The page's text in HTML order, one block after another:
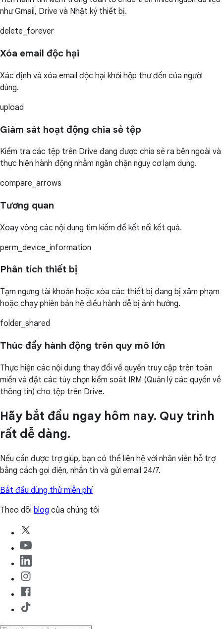
như Gmail, Drive và Nhật ký thiết bị.
delete_forever
Xóa email độc hại
Xác định và xóa email độc hại khỏi hộp thư đến của người
dùng.
upload
Giám sát hoạt động chia sẻ tệp
Kiểm tra các tệp trên Drive đang được chia sẻ ra bên ngoài và
thực hiện hành động nhằm ngăn chặn nguy cơ lạm dụng.
compare_arrows
Tương quan
Xoay vòng các nội dung tìm kiếm để kết nối kết quả.
perm_device_information
Phân tích thiết bị
Tạm ngưng tài khoản hoặc xóa các thiết bị đang bị xâm phạm
hoặc chạy phiên bản hệ điều hành dễ bị ảnh hưởng.
folder_shared
Thúc đẩy hành động trên quy mô lớn
Thực hiện các nội dung thay đổi về quyền truy cập trên toàn
miền và đặt các tùy chọn kiểm soát IRM (Quản lý các quyền về
thông tin) cho tệp trên Drive.
Hãy bắt đầu ngay hôm nay. Quy trình
rất dễ dàng.
Nếu cần được trợ giúp, bạn có thể liên hệ với nhân viên hỗ trợ
bằng cách gọi điện, nhắn tin và gửi email 24/7.
Bắt đầu dùng thử miễn phí
Theo dõi blog của chúng tôi